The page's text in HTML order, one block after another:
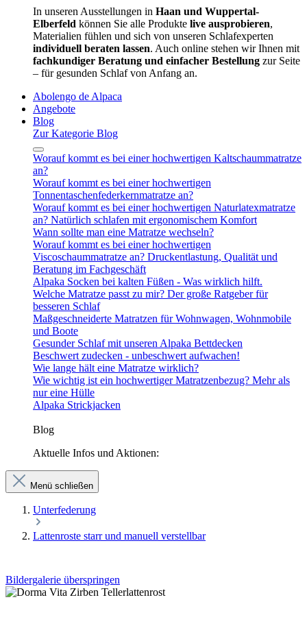
In unseren Ausstellungen in Haan und Wuppertal-
Elberfeld können Sie alle Produkte live ausprobieren,
Materialien fühlen und sich von unseren Schlafexperten
individuell beraten lassen. Auch online stehen wir Ihnen mit
fachkundiger Beratung und einfacher Bestellung zur Seite
– für gesunden Schlaf von Anfang an.
Abolengo de Alpaca
Angebote
Blog
Zur Kategorie Blog
Worauf kommt es bei einer hochwertigen Kaltschaummatratze
an?
Worauf kommt es bei einer hochwertigen
Tonnentaschenfederkernmatratze an?
Worauf kommt es bei einer hochwertigen Naturlatexmatratze
an? Natürlich schlafen mit ergonomischem Komfort
Wann sollte man eine Matratze wechseln?
Worauf kommt es bei einer hochwertigen
Viscoschaummatratze an? Druckentlastung, Qualität und
Beratung im Fachgeschäft
Alpaka Socken bei kalten Füßen - Was wirklich hilft.
Welche Matratze passt zu mir? Der große Ratgeber für
besseren Schlaf
Maßgeschneiderte Matratzen für Wohnwagen, Wohnmobile
und Boote
Gesunder Schlaf mit unseren Alpaka Bettdecken
Beschwert zudecken - unbeschwert aufwachen!
Wie lange hält eine Matratze wirklich?
Wie wichtig ist ein hochwertiger Matratzenbezug? Mehr als
nur eine Hülle
Alpaka Strickjacken
Blog
Aktuelle Infos und Aktionen:
Menü schließen
Unterfederung
Lattenroste starr und manuell verstellbar
Bildergalerie überspringen